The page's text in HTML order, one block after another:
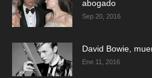
abogado
Sep 20, 2016
David Bowie,
Ene 11, 2016